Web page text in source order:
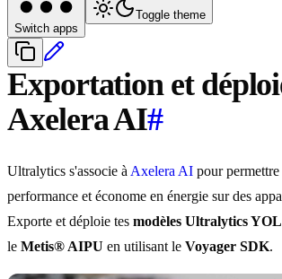
Switch apps
Toggle theme
Exportation et
Axelera AI#
Ultralytics s'associe à Axelera AI pour
performance et économe en énergie sur des
Exporte et déploie tes modèles Ultralytics
le Metis® AIPU en utilisant le Voyager SDK.